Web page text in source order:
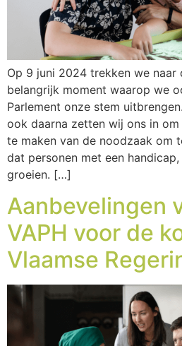
Op 9 juni 2024 trekken we naar
belangrijk moment waarop we
Parlement onze stem
ook daarna zetten wij ons in
te maken van de noodzaak om
dat personen met een
groeien. […]
Aanbevelingen
VAPH voor de
Vlaamse